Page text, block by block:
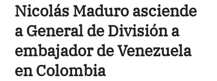
Nicolás Maduro asciende
a General de División a
embajador de Venezuela
en Colombia